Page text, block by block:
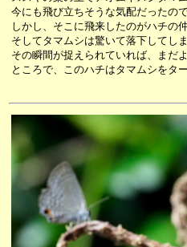
今にも飛び立ちそうな気配だったの
しかし、そこに飛来したのがハチの仲
そしてタマムシは驚いて落下してし
その瞬間が捉えられていれば、まだ
ところで、このハチはタマムシをタ